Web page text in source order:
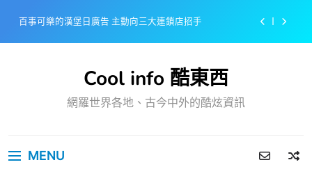
content
百事可樂的漢堡日廣告 主動向三大連鎖店招手
戴著金牌的醬油瓶 市佔率第一的龜甲萬廣告
感動落淚也笑到流淚的斷髮式
Cool info 酷東西
網羅世界各地、古今中外的酷炫資訊
MENU